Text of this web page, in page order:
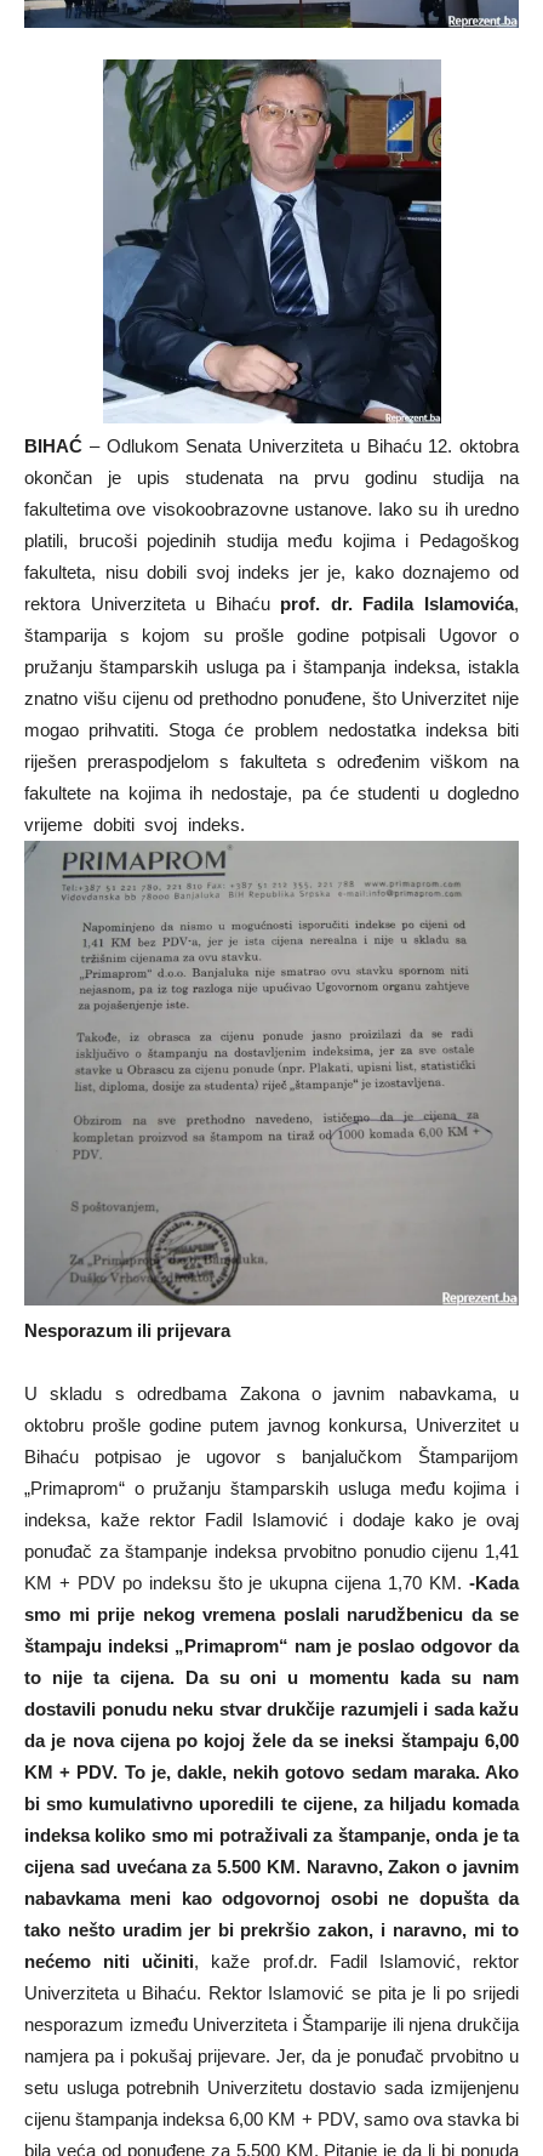
BIHAĆ – Odlukom Senata Univerziteta u Bihaću 12. oktobra
okončan je upis studenata na prvu godinu studija na
fakultetima ove visokoobrazovne ustanove. Iako su ih uredno
platili, brucoši pojedinih studija među kojima i Pedagoškog
fakulteta, nisu dobili svoj indeks jer je, kako doznajemo od
rektora Univerziteta u Bihaću prof. dr. Fadila Islamovića,
štamparija s kojom su prošle godine potpisali Ugovor o
pružanju štamparskih usluga pa i štampanja indeksa, istakla
znatno višu cijenu od prethodno ponuđene, što Univerzitet nije
mogao prihvatiti. Stoga će problem nedostatka indeksa biti
riješen preraspodjelom s fakulteta s određenim viškom na
fakultete na kojima ih nedostaje, pa će studenti u dogledno
vrijeme dobiti svoj indeks.
Nesporazum ili prijevara
U skladu s odredbama Zakona o javnim nabavkama, u
oktobru prošle godine putem javnog konkursa, Univerzitet u
Bihaću potpisao je ugovor s banjalučkom Štamparijom
„Primaprom“ o pružanju štamparskih usluga među kojima i
indeksa, kaže rektor Fadil Islamović i dodaje kako je ovaj
ponuđač za štampanje indeksa prvobitno ponudio cijenu 1,41
KM + PDV po indeksu što je ukupna cijena 1,70 KM. -Kada
smo mi prije nekog vremena poslali narudžbenicu da se
štampaju indeksi „Primaprom“ nam je poslao odgovor da
to nije ta cijena. Da su oni u momentu kada su nam
dostavili ponudu neku stvar drukčije razumjeli i sada kažu
da je nova cijena po kojoj žele da se ineksi štampaju 6,00
KM + PDV. To je, dakle, nekih gotovo sedam maraka. Ako
bi smo kumulativno uporedili te cijene, za hiljadu komada
indeksa koliko smo mi potraživali za štampanje, onda je ta
cijena sad uvećana za 5.500 KM. Naravno, Zakon o javnim
nabavkama meni kao odgovornoj osobi ne dopušta da
tako nešto uradim jer bi prekršio zakon, i naravno, mi to
nećemo niti učiniti, kaže prof.dr. Fadil Islamović, rektor
Univerziteta u Bihaću. Rektor Islamović se pita je li po srijedi
nesporazum između Univerziteta i Štamparije ili njena drukčija
namjera pa i pokušaj prijevare. Jer, da je ponuđač prvobitno u
setu usluga potrebnih Univerzitetu dostavio sada izmijenjenu
cijenu štampanja indeksa 6,00 KM + PDV, samo ova stavka bi
bila veća od ponuđene za 5.500 KM. Pitanje je da li bi ponuda